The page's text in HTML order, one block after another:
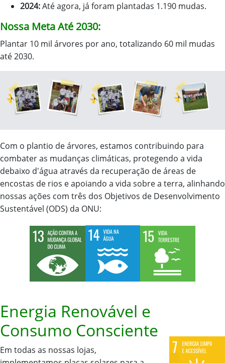
2024:Até agora, já foram plantadas 1.190 mudas.
Nossa Meta Até 2030:
Plantar 10 mil árvores por ano, totalizando 60 mil mudas
até 2030.
Com o plantio de árvores, estamos contribuindo para
combater as mudanças climáticas, protegendo a vida
debaixo d'água através da recuperação de áreas de
encostas de rios e apoiando a vida sobre a terra, alinhando
nossas ações com três dos Objetivos de Desenvolvimento
Sustentável (ODS) da ONU:
Energia Renovável e
Consumo Consciente
Em todas as nossas lojas,